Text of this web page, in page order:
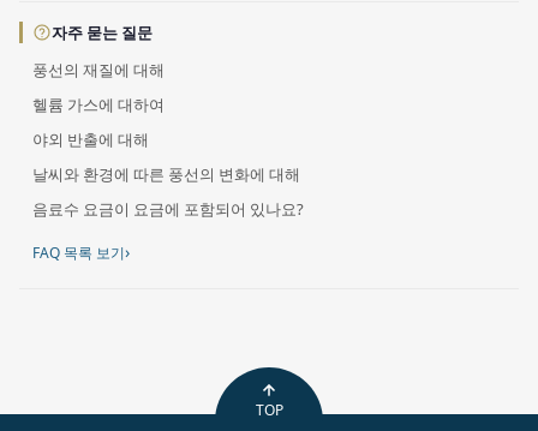
자주 묻는 질문
풍선의 재질에 대해
헬륨 가스에 대하여
야외 반출에 대해
날씨와 환경에 따른 풍선의 변화에 대해
음료수 요금이 요금에 포함되어 있나요?
FAQ 목록 보기›
TOP